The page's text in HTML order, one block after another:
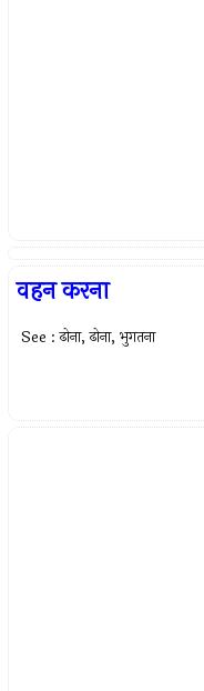
वहन करना
See : ढोना, ढोना, भुगतना